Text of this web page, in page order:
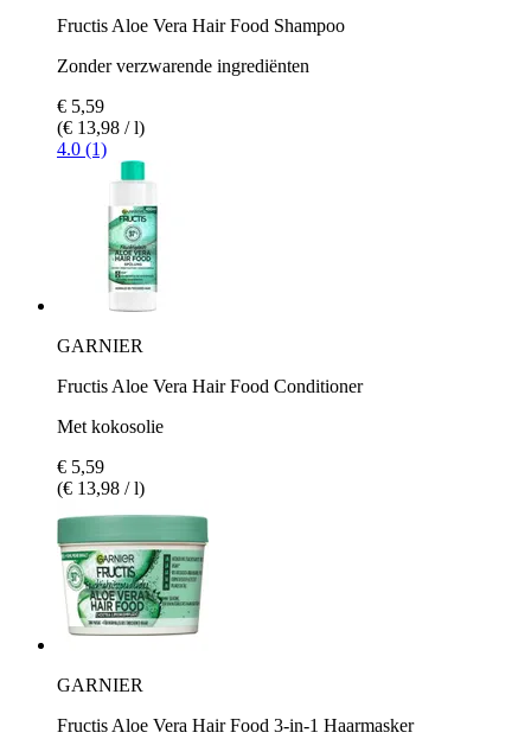
Fructis Aloe Vera Hair Food Shampoo
Zonder verzwarende ingrediënten
€ 5,59
(€ 13,98 / l)
4.0 (1)
GARNIER
Fructis Aloe Vera Hair Food Conditioner
Met kokosolie
€ 5,59
(€ 13,98 / l)
GARNIER
Fructis Aloe Vera Hair Food 3-in-1 Haarmasker